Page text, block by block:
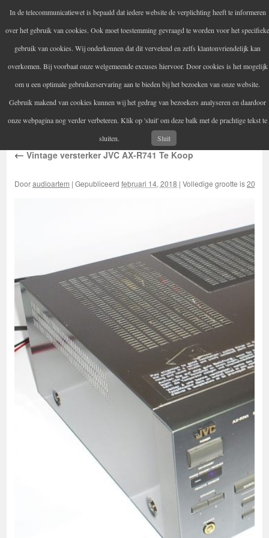
Audio Artem
Uw versterker-audio reparateur
Spring
Home Audio reparatie
Vintage audioapparatuur
← Vintage versterker JVC AX-R741 Te Koop
Dooraudioartem | Gepubliceerd februari 14, 2018 | Volledige grootte is2052
In de telecommunicatiewet is bepaald dat iedere website de verplichting heeft te informeren
over het gebruik van cookies. Ook moet toestemming gevraagd te worden voor het specifieke
gebruik van cookies. Wij onderkennen dat dit vervelend en zelfs klantonvriendelijk kan
overkomen. Bij voorbaat onze welgemeende excuses hiervoor. Door cookies is het mogelijk
om u een optimale gebruikerservaring aan te bieden bij het bezoeken van onze website.
Gebruik makend van cookies kunnen wij het gedrag van bezoekers analyseren en daardoor
onze webpagina nog verder verbeteren. Klik op 'sluit' om deze balk met de prachtige tekst te
sluiten.
Sluit